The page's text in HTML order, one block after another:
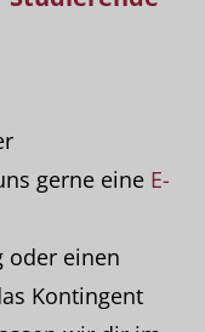
gerne eine E-
oder einen
Kontingent